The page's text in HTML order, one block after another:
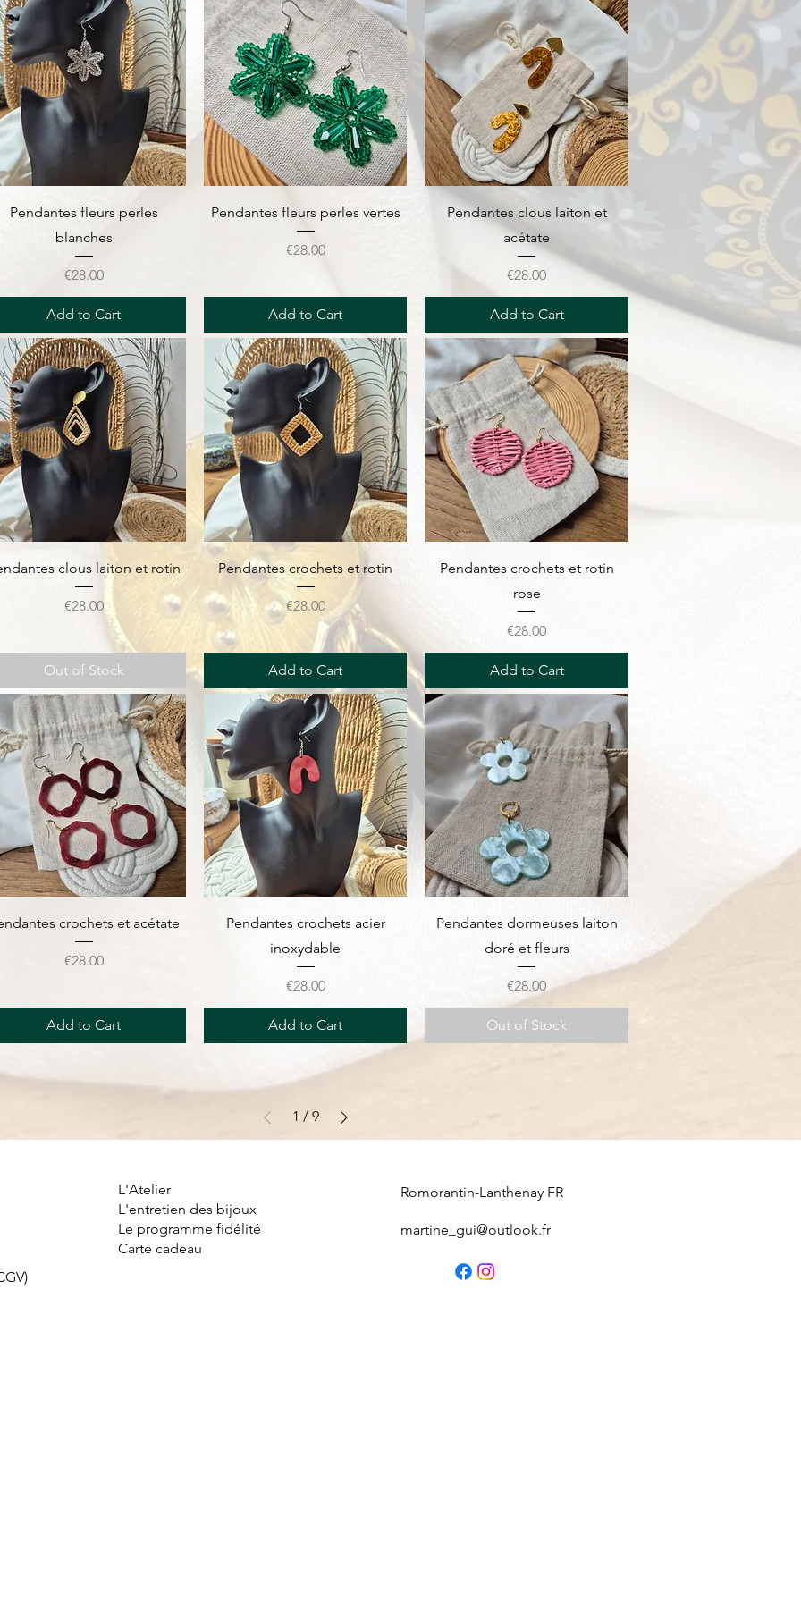
Quick View
Pendantes fleurs perles
blanches
Price
€28.00
Add to Cart
Quick View
Pendantes fleurs perles vertes
Price
€28.00
Add to Cart
Quick View
Pendantes clous laiton et
acétate
Price
€28.00
Add to Cart
Quick View
clous laiton et rotin
Price
€28.00
Out of Stock
Quick View
Pendantes crochets et rotin
Price
€28.00
Add to Cart
Quick View
Pendantes crochets et rotin
rose
Price
€28.00
Add to Cart
Quick View
crochets et acétate
Price
€28.00
Add to Cart
Quick View
Pendantes crochets acier
inoxydable
Price
€28.00
Add to Cart
Quick View
Pendantes dormeuses laiton
doré et fleurs
Price
€28.00
Out of Stock
1 / 9
L'Atelier
L'entretien des bijoux
Le programme fidélité
Carte cadeau
Romorantin-Lanthenay FR
martine_gui@outlook.fr